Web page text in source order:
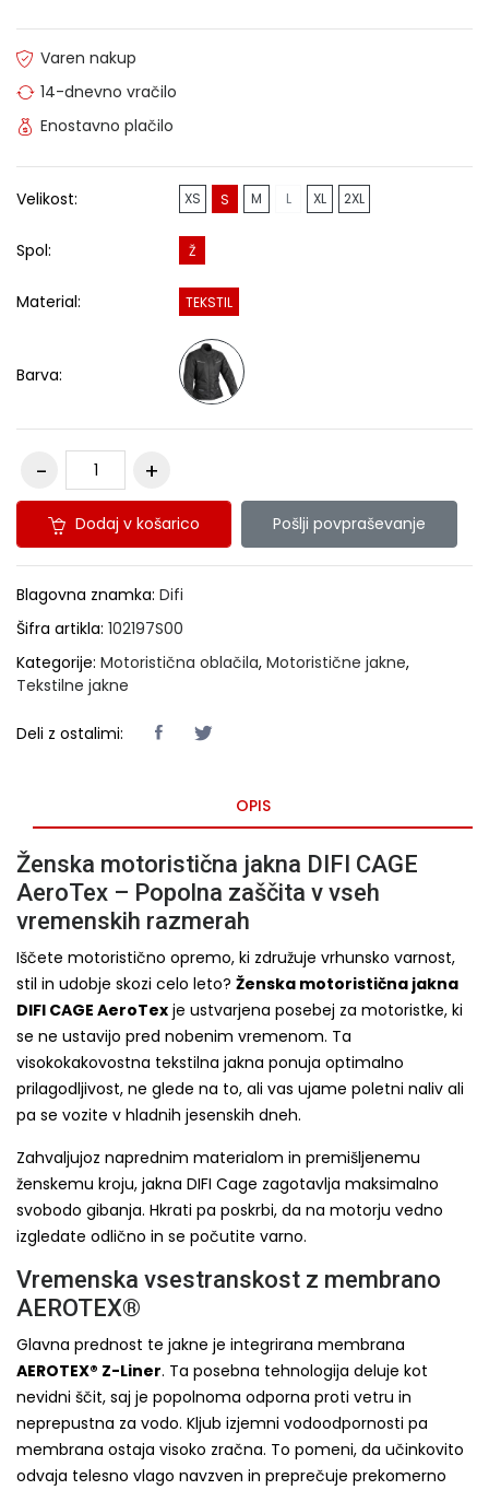
Varen nakup
14-dnevno vračilo
Enostavno plačilo
Velikost: XS S M L XL 2XL
Spol: Ž
Material: TEKSTIL
Barva:
Dodaj v košarico Pošlji povpraševanje
Blagovna znamka: Difi
Šifra artikla: 102197S00
Kategorije: Motoristična oblačila, Motoristične jakne,
Tekstilne jakne
Deli z ostalimi:
OPIS
Ženska motoristična jakna DIFI CAGE
AeroTex – Popolna zaščita v vseh
vremenskih razmerah
Iščete motoristično opremo, ki združuje vrhunsko varnost,
stil in udobje skozi celo leto? Ženska motoristična jakna
DIFI CAGE AeroTex je ustvarjena posebej za motoristke, ki
se ne ustavijo pred nobenim vremenom. Ta
visokokakovostna tekstilna jakna ponuja optimalno
prilagodljivost, ne glede na to, ali vas ujame poletni naliv ali
pa se vozite v hladnih jesenskih dneh.
Zahvaljujoz naprednim materialom in premišljenemu
ženskemu kroju, jakna DIFI Cage zagotavlja maksimalno
svobodo gibanja. Hkrati pa poskrbi, da na motorju vedno
izgledate odlično in se počutite varno.
Vremenska vsestranskost z membrano
AEROTEX®
Glavna prednost te jakne je integrirana membrana
AEROTEX® Z-Liner. Ta posebna tehnologija deluje kot
nevidni ščit, saj je popolnoma odporna proti vetru in
neprepustna za vodo. Kljub izjemni vodoodpornosti pa
membrana ostaja visoko zračna. To pomeni, da učinkovito
odvaja telesno vlago navzven in preprečuje prekomerno